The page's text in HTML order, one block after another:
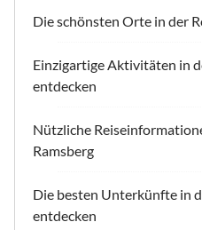
Die schönsten Orte in der
Einzigartige Aktivitäten in
entdecken
Nützliche
Ramsberg
Die besten Unterkünfte in
entdecken